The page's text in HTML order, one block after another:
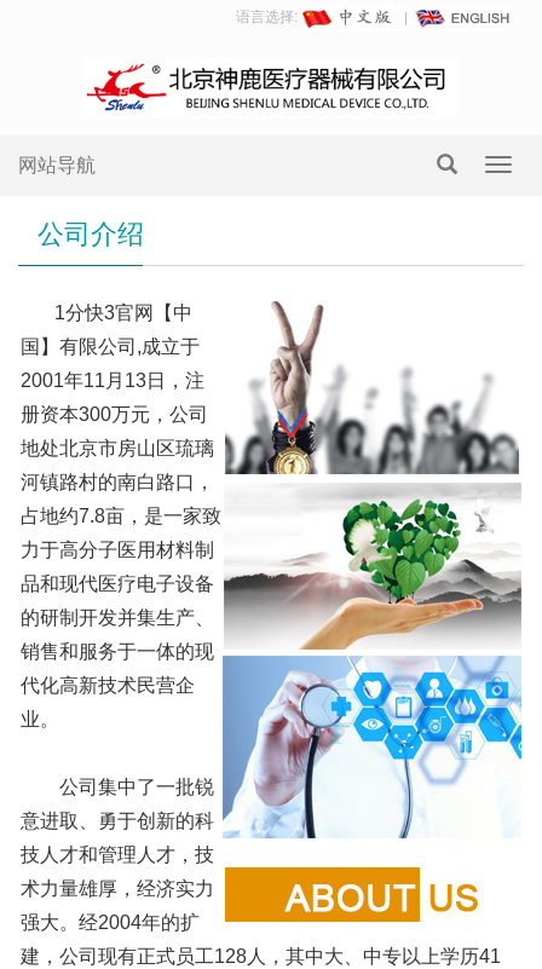
语言选择:
网站导航
公司介绍
1分快3官网【中
国】有限公司,成立于
2001年11月13日，注
册资本300万元，公司
地处北京市房山区琉璃
河镇路村的南白路口，
占地约7.8亩，是一家致
力于高分子医用材料制
品和现代医疗电子设备
的研制开发并集生产、
销售和服务于一体的现
代化高新技术民营企
业。
公司集中了一批锐
意进取、勇于创新的科
技人才和管理人才，技
术力量雄厚，经济实力
强大。经2004年的扩
建，公司现有正式员工128人，其中大、中专以上学历41